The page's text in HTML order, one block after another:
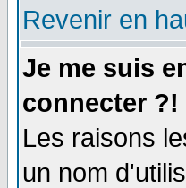
Revenir en
Je me suis
connecter ?!
Les raisons
un nom